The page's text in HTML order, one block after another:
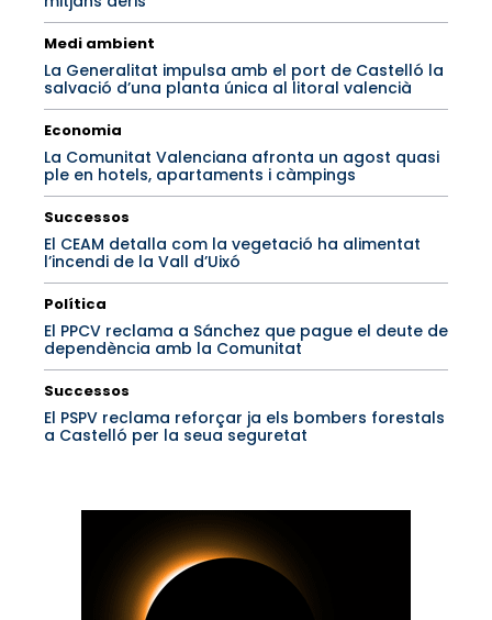
Medi ambient
La Generalitat impulsa amb el port de Castelló la
salvació d’una planta única al litoral valencià
Economia
La Comunitat Valenciana afronta un agost quasi
ple en hotels, apartaments i càmpings
Successos
El CEAM detalla com la vegetació ha alimentat
l’incendi de la Vall d’Uixó
Política
El PPCV reclama a Sánchez que pague el deute de
dependència amb la Comunitat
Successos
El PSPV reclama reforçar ja els bombers forestals
a Castelló per la seua seguretat